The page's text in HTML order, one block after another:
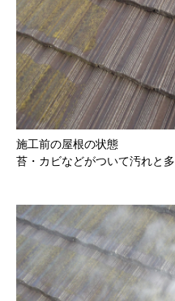
施工前の屋根の状態
苔・カビなどがついて汚れと